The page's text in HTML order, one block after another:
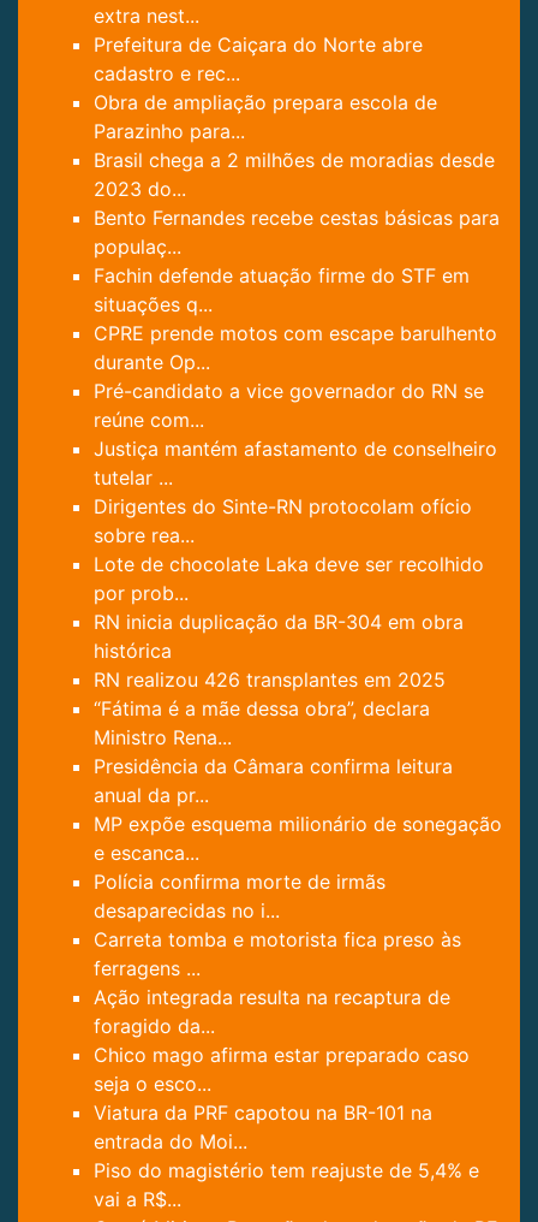
extra nest...
Prefeitura de Caiçara do Norte abre
cadastro e rec...
Obra de ampliação prepara escola de
Parazinho para...
Brasil chega a 2 milhões de moradias desde
2023 do...
Bento Fernandes recebe cestas básicas para
populaç...
Fachin defende atuação firme do STF em
situações q...
CPRE prende motos com escape barulhento
durante Op...
Pré-candidato a vice governador do RN se
reúne com...
Justiça mantém afastamento de conselheiro
tutelar ...
Dirigentes do Sinte-RN protocolam ofício
sobre rea...
Lote de chocolate Laka deve ser recolhido
por prob...
RN inicia duplicação da BR-304 em obra
histórica
RN realizou 426 transplantes em 2025
“Fátima é a mãe dessa obra”, declara
Ministro Rena...
Presidência da Câmara confirma leitura
anual da pr...
MP expõe esquema milionário de sonegação
e escanca...
Polícia confirma morte de irmãs
desaparecidas no i...
Carreta tomba e motorista fica preso às
ferragens ...
Ação integrada resulta na recaptura de
foragido da...
Chico mago afirma estar preparado caso
seja o esco...
Viatura da PRF capotou na BR-101 na
entrada do Moi...
Piso do magistério tem reajuste de 5,4% e
vai a R$...